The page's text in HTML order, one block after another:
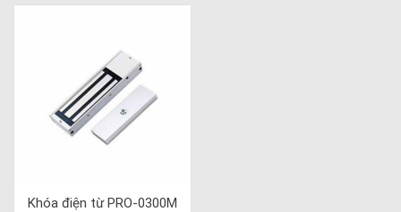
Khóa điện từ PRO-0300M